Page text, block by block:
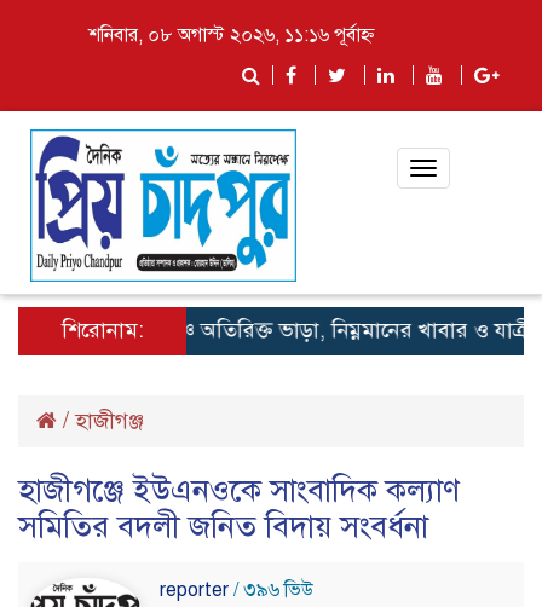
শনিবার, ০৮ অগাস্ট ২০২৬, ১১:১৬ পূর্বাহ্ন
Toggle
শিরোনাম:লঞ্চে অতিরিক্ত ভাড়া, নিম্নমানের খাবার ও যাত্রী
/হাজীগঞ্জ
হাজীগঞ্জে ইউএনওকে সাংবাদিক কল্যাণ
সমিতির বদলী জনিত বিদায় সংবর্ধনা
reporter / ৩৯৬ ভিউ